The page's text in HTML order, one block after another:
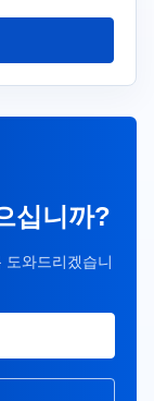
십니까?
와드리겠습니